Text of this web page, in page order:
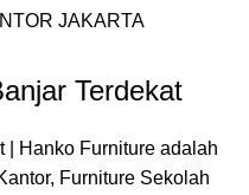
Terdekat
| Hanko Furniture adalah
Furniture Sekolah